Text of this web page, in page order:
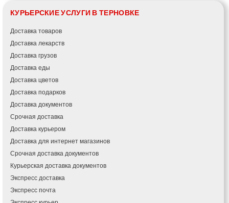
КУРЬЕРСКИЕ УСЛУГИ В ТЕРНОВКЕ
Доставка товаров
Доставка лекарств
Доставка грузов
Доставка еды
Доставка цветов
Доставка подарков
Доставка документов
Срочная доставка
Доставка курьером
Доставка для интернет магазинов
Срочная доставка документов
Курьерская доставка документов
Экспресс доставка
Экспресс почта
Фонтанка
Гадяч
Гатное
Глеваха
Горишние Плавни
Гостомель
Харьков
Херсон
Хмельницкий
Хмельник
Ирпень
Ивано-Франковск
Измаил
Кагарлык
Калуш
Каменец-Подольский
Каменка